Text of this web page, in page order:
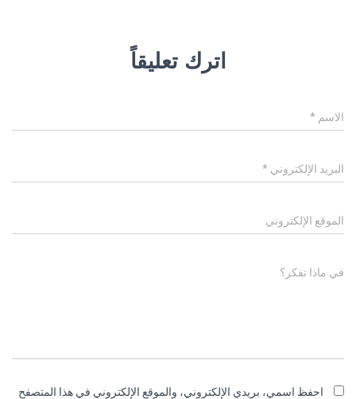
اترك تعليقاً
الاسم *
البريد الإلكتروني *
الموقع الإلكتروني
في ماذا تفكر؟
احفظ اسمي، بريدي الإلكتروني، والموقع الإلكتروني في هذا المتصفح